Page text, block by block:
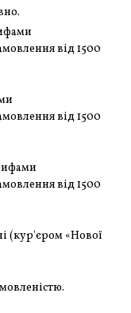
від 1500
від 1500
від 1500
(кур'єром «Нової